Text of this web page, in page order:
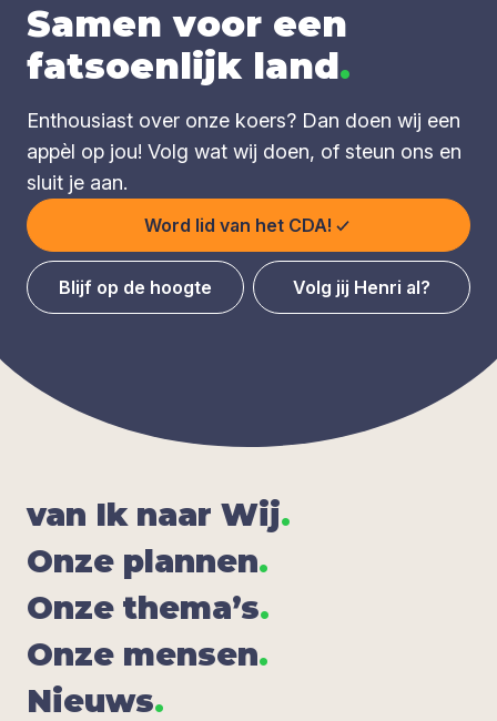
Samen voor een
fatsoenlijk land.
Enthousiast over onze koers? Dan doen wij een
appèl op jou! Volg wat wij doen, of steun ons en
sluit je aan.
Word lid van het CDA!
Blijf op de hoogte Volg jij Henri al?
van Ik naar Wij.
Onze plan­nen.
Onze the­ma’s.
Onze men­sen.
Nieuws.